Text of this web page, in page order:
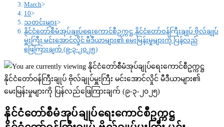
March>
10>
သတင်းများ>
နိုင်ငံတော်စီမံအုပ်ချုပ်ရေးကောင်စီဥက္ကဋ္ဌ နိုင်ငံတော်ဝန်ကြီးချုပ် ဗိုလ်ချုပ်
မှူးကြီး မင်းအောင်လှိုင် မီဒီယာများ၏ မေးမြန်းမှုများကို ပြန်လည်
ဖြေကြားချက် (၉-၃-၂၀၂၅)
နိုင်ငံတော်စီမံအုပ်ချုပ်ရေးကောင်စီဥက္ကဋ္ဌ